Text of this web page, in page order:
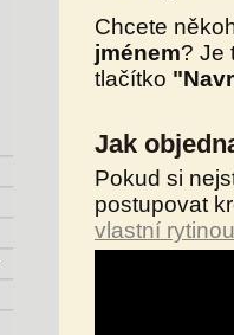
Chcete
jménem? Je
tlačítko
Jak
Pokud si
postupovat
vlastní rytinou